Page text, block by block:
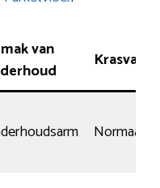
van
Normaal